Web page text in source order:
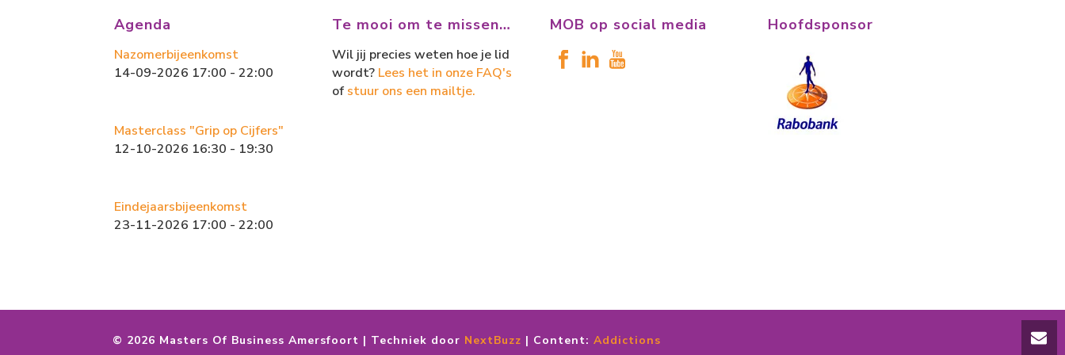
b
o
ok
o
d
o
Agenda
Nazomerbijeenkomst
14-09-2026 17:00 - 22:00
Masterclass "Grip op Cijfers"
12-10-2026 16:30 - 19:30
Eindejaarsbijeenkomst
23-11-2026 17:00 - 22:00
Te mooi om te missen…
Wil jij precies weten hoe je lid
wordt? Lees het in onze FAQ's
of stuur ons een mailtje.
MOB op social media Hoofdsponsor
© 2026 Masters Of Business Amersfoort | Techniek door NextBuzz | Content: Addictions